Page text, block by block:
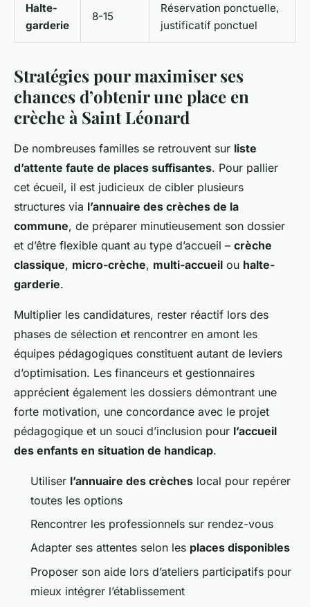
Halte-
garderie
8-15
Réservation ponctuelle,
justificatif ponctuel
Stratégies pour maximiser ses
chances d’obtenir une place en
crèche à Saint Léonard
De nombreuses familles se retrouvent sur liste
d’attente faute de places suffisantes. Pour pallier
cet écueil, il est judicieux de cibler plusieurs
structures via l’annuaire des crèches de la
commune, de préparer minutieusement son dossier
et d’être flexible quant au type d’accueil – crèche
classique, micro-crèche, multi-accueil ou halte-
garderie.
Multiplier les candidatures, rester réactif lors des
phases de sélection et rencontrer en amont les
équipes pédagogiques constituent autant de leviers
d’optimisation. Les financeurs et gestionnaires
apprécient également les dossiers démontrant une
forte motivation, une concordance avec le projet
pédagogique et un souci d’inclusion pour l’accueil
des enfants en situation de handicap.
Utiliser l’annuaire des crèches local pour repérer
toutes les options
Rencontrer les professionnels sur rendez-vous
Adapter ses attentes selon les places disponibles
Proposer son aide lors d’ateliers participatifs pour
mieux intégrer l’établissement